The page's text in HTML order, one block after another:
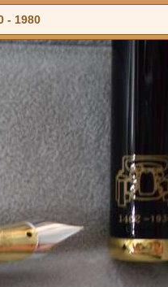
- 1980